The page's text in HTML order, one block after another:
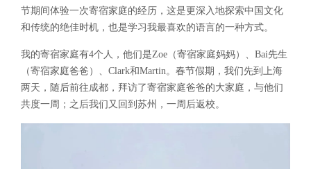
节期间体验一次寄宿家庭的经历，这是更深入地探索中国文化
和传统的绝佳时机，也是学习我最喜欢的语言的一种方式。
我的寄宿家庭有4个人，他们是Zoe（寄宿家庭妈妈）、Bai先生
（寄宿家庭爸爸）、Clark和Martin。春节假期，我们先到上海
两天，随后前往成都，拜访了寄宿家庭爸爸的大家庭，与他们
共度一周；之后我们又回到苏州，一周后返校。